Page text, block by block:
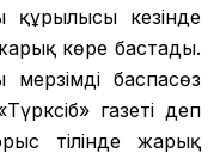
құрылысы кезінде
көре бастады.
баспасөз
газеті деп
тілінде жарық